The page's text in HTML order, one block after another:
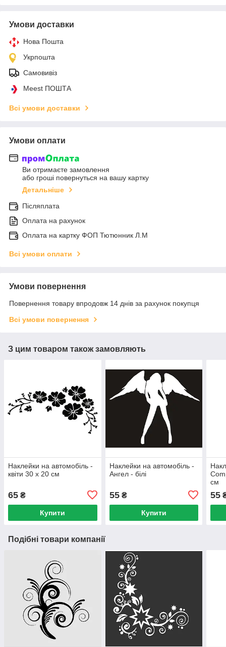
Умови доставки
Нова Пошта
Укрпошта
Самовивіз
Meest ПОШТА
Всі умови доставки
Умови оплати
Ви отримаєте замовлення
або гроші повернуться на вашу картку
Детальніше
Післяплата
Оплата на рахунок
Оплата на картку ФОП Тютюнник Л.М
Всі умови оплати
Умови повернення
Повернення товару впродовж 14 днів за рахунок покупця
Всі умови повернення
З цим товаром також замовляють
Наклейки на автомобіль -
квіти 30 х 20 см
65 ₴
Купити
Наклейки на автомобіль -
Ангел - білі
55₴
Купити
см
55
Подібні товари компанії